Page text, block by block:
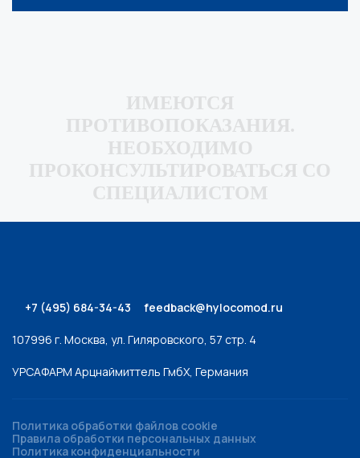
ИМЕЮТСЯ
ПРОТИВОПОКАЗАНИЯ.
НЕОБХОДИМО
ПРОКОНСУЛЬТИРОВАТЬСЯ СО
СПЕЦИАЛИСТОМ
УРСАФАРМ Арцнаймиттель ГмбХ, Германия
+7 (495) 684-34-43 feedback@hylocomod.ru
107996 г. Москва, ул. Гиляровского, 57 стр. 4
Политика обработки файлов cookie
Правила обработки персональных данных
Политика конфиденциальности